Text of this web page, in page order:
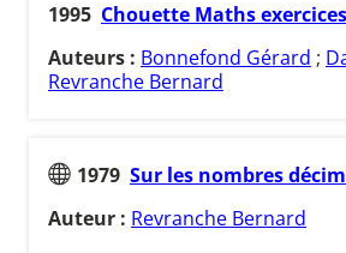
1995 Chouette Maths
Auteurs : Bonnefond Gérard ;
Revranche Bernard
1979 Sur les nombres
Auteur : Revranche Bernard